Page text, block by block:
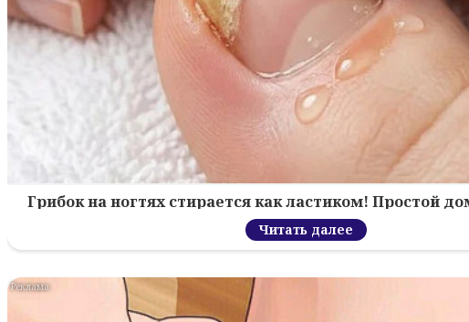
Грибок на ногтях стирается как ластиком! Простой
Читать далее